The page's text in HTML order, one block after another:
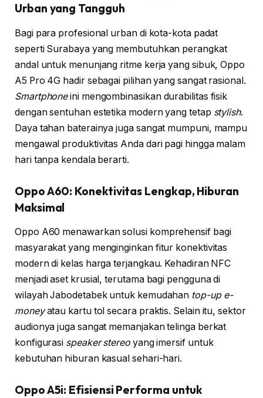
Urban yang Tangguh
Bagi para profesional urban di kota-kota padat
seperti Surabaya yang membutuhkan perangkat
andal untuk menunjang ritme kerja yang sibuk, Oppo
A5 Pro 4G hadir sebagai pilihan yang sangat rasional.
Smartphoneini mengombinasikan durabilitas fisik
dengan sentuhan estetika modern yang tetap stylish.
Daya tahan baterainya juga sangat mumpuni, mampu
mengawal produktivitas Anda dari pagi hingga malam
hari tanpa kendala berarti.
Oppo A60: Konektivitas Lengkap, Hiburan
Maksimal
Oppo A60 menawarkan solusi komprehensif bagi
masyarakat yang menginginkan fitur konektivitas
modern di kelas harga terjangkau. Kehadiran NFC
menjadi aset krusial, terutama bagi pengguna di
wilayah Jabodetabek untuk kemudahan top-up e-
moneyatau kartu tol secara praktis. Selain itu, sektor
audionya juga sangat memanjakan telinga berkat
konfigurasi speaker stereoyang imersif untuk
kebutuhan hiburan kasual sehari-hari.
Oppo A5i: Efisiensi Performa untuk